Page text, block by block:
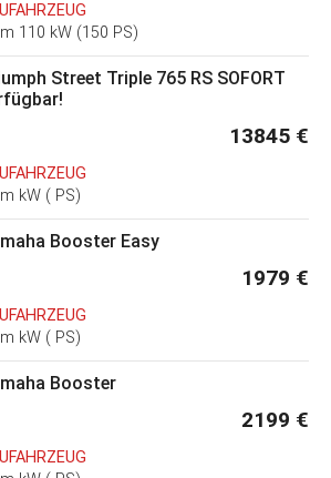
110 kW (150 PS)
Street Triple 765 RS SOFORT
13845 €
kW ( PS)
Booster Easy
1979 €
kW ( PS)
Booster
2199 €